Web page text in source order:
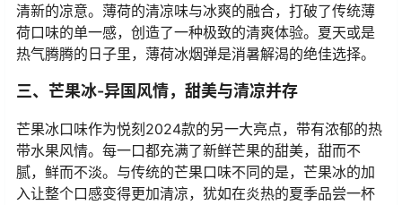
清新的凉意。薄荷的清凉味与冰爽的融合，打破了传统薄
荷口味的单一感，创造了一种极致的清爽体验。夏天或是
热气腾腾的日子里，薄荷冰烟弹是消暑解渴的绝佳选择。
三、芒果冰-异国风情，甜美与清凉并存
芒果冰口味作为悦刻2024款的另一大亮点，带有浓郁的热
带水果风情。每一口都充满了新鲜芒果的甜美，甜而不
腻，鲜而不淡。与传统的芒果口味不同的是，芒果冰的加
入让整个口感变得更加清凉，犹如在炎热的夏季品尝一杯